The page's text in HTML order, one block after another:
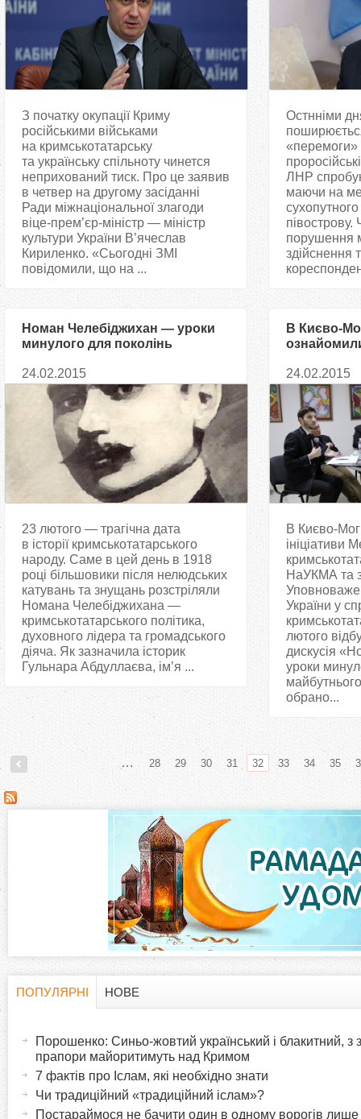
З початку окупації Криму
російськими військами
на кримськотатарську
та українську спільноту чинется
неприхований тиск. Про це заявив
в четвер на другому засіданні
Ради міжнаціональної злагоди
віце-прем’єр-міністр — міністр
культури України В’ячеслав
Кириленко. «Сьогодні ЗМІ
повідомили, що на ...
Остнніми
«перемоги»
ЛНР
маючи на
півострову.
порушення
здійснення
Номан Челебіджихан — уроки
минулого для поколінь
24.02.2015
23 лютого — трагічна дата
в історії кримськотатарського
народу. Саме в цей день в 1918
році більшовики після нелюдських
катувань та знущань розстріляли
Номана Челебіджихана —
кримськотатарського політика,
духовного лідера та громадського
діяча. Як зазначила історик
Гульнара Абдуллаєва, ім’я ...
В Києво-
Номаном
24.02.2015
В Києво-
ініціативи
НаУКМА та
України у
лютого
дискусія
уроки
обрано...
С
о
р
н
к
… 28 29 30 31 32 33 34 35
ПОПУЛЯРНІ
НОВЕ
Порошенко: Синьо-жовтий український і блакитний, з
прапори майоритимуть над Кримом
7 фактів про Іслам, які необхідно знати
Чи традиційний «традиційний іслам»?
Постараймося не бачити один в одному ворогів лише